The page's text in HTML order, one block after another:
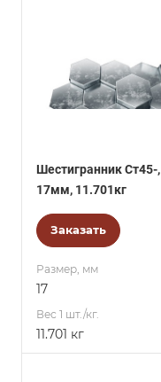
Шестигранник Ст45-,
17мм, 11.701кг
Заказать
Размер, мм
17
Вес 1 шт./кг.
11.701 кг